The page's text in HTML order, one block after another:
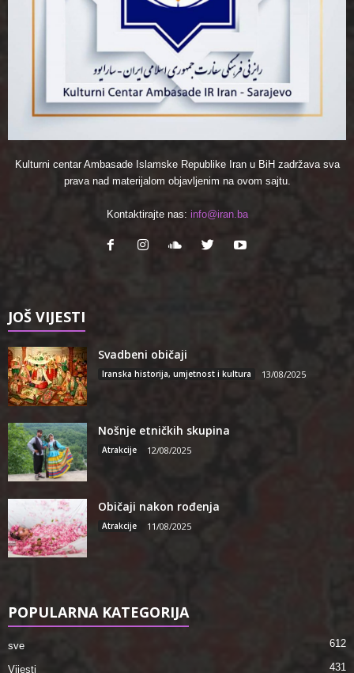
Kulturni centar Ambasade Islamske Republike Iran u BiH zadržava sva
prava nad materijalom objavljenim na ovom sajtu.
Kontaktirajte nas: info@iran.ba
JOŠ VIJESTI
Svadbeni običaji
Iranska historija, umjetnost i kultura 13/08/2025
Nošnje etničkih skupina
Atrakcije 12/08/2025
Običaji nakon rođenja
Atrakcije 11/08/2025
POPULARNA KATEGORIJA
sve 612
Vijesti 431